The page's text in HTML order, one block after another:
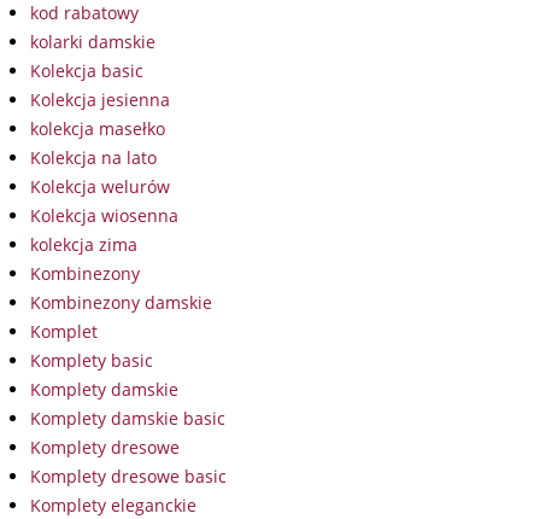
kod rabatowy
kolarki damskie
Kolekcja basic
Kolekcja jesienna
kolekcja masełko
Kolekcja na lato
Kolekcja welurów
Kolekcja wiosenna
kolekcja zima
Kombinezony
Kombinezony damskie
Komplet
Komplety basic
Komplety damskie
Komplety damskie basic
Komplety dresowe
Komplety dresowe basic
Komplety eleganckie